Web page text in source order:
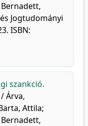
Jogtudományi
ISBN:
szankció.
Árva,
Attila;